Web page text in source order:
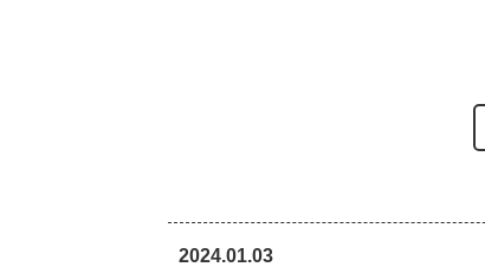
2024.01.03